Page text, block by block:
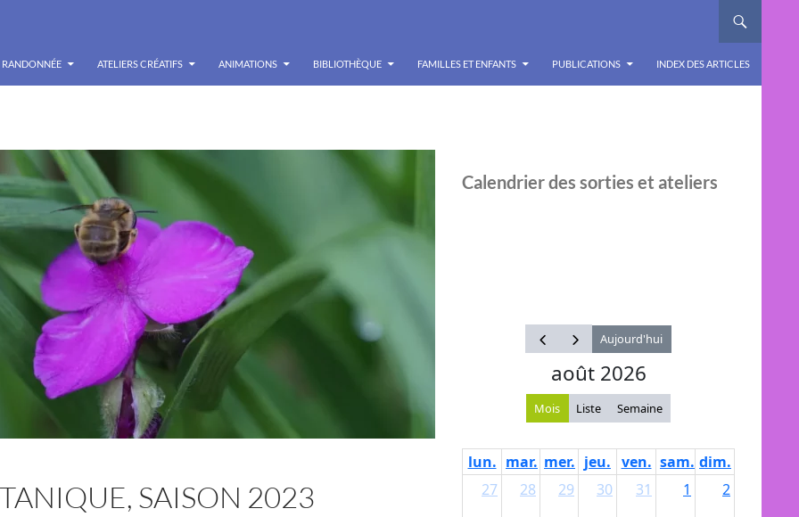
RANDONNÉE ATELIERS CRÉATIFS ANIMATIONS BIBLIOTHÈQUE FAMILLES ET ENFANTS PUBLICATIONS INDEX DES ARTICLES
SAISON 2023
Calendrier des sorties et ateliers